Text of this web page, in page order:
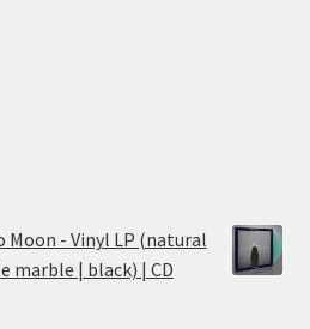
Moon - Vinyl LP (natural
marble | black) | CD